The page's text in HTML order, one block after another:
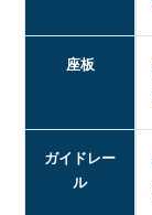
座板
ガイドレー
ル